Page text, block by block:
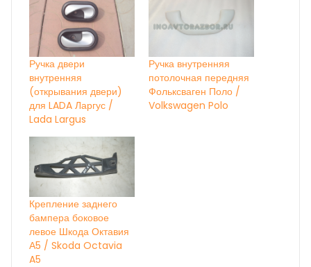
Ручка двери
внутренняя
(открывания двери)
для LADA Ларгус /
Lada Largus
Ручка внутренняя
потолочная передняя
Фольксваген Поло /
Volkswagen Polo
Крепление заднего
бампера боковое
левое Шкода Октавия
А5 / Skoda Octavia
A5